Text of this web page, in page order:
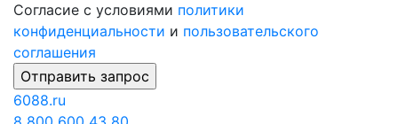
Согласие с условиями политики
конфиденциальности и пользовательского
соглашения
6088.ru